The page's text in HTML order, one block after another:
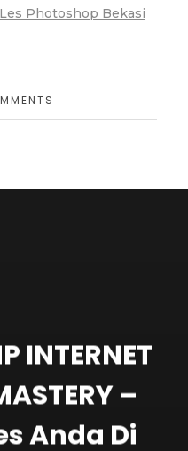
Photoshop Bekasi
INTERNET
–
Anda Di